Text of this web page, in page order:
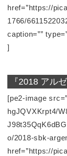
href=”https://
1766/
caption=””
]
『2018 アル
[pe2-image
hgJQVXKrpt4/
o/2018-sbk-
href=”https://